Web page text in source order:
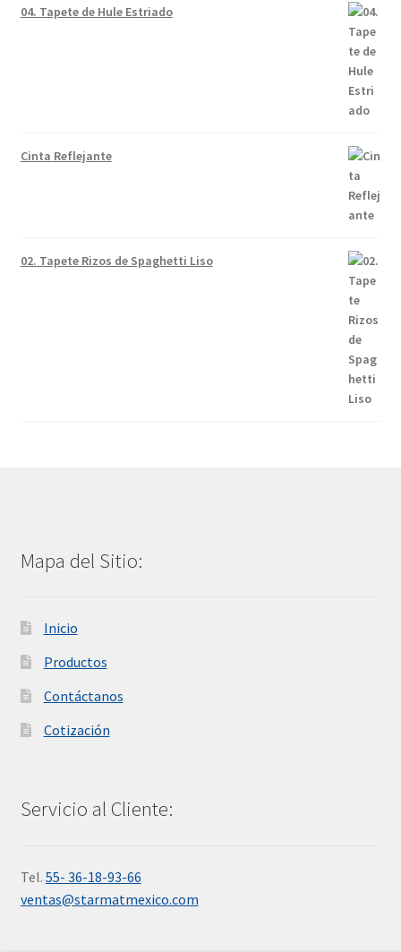
04. Tapete de Hule Estriado
Cinta Reflejante
02. Tapete Rizos de Spaghetti Liso
Mapa del Sitio:
Inicio
Productos
Contáctanos
Cotización
Servicio al Cliente:
Tel. 55- 36-18-93-66
ventas@starmatmexico.com